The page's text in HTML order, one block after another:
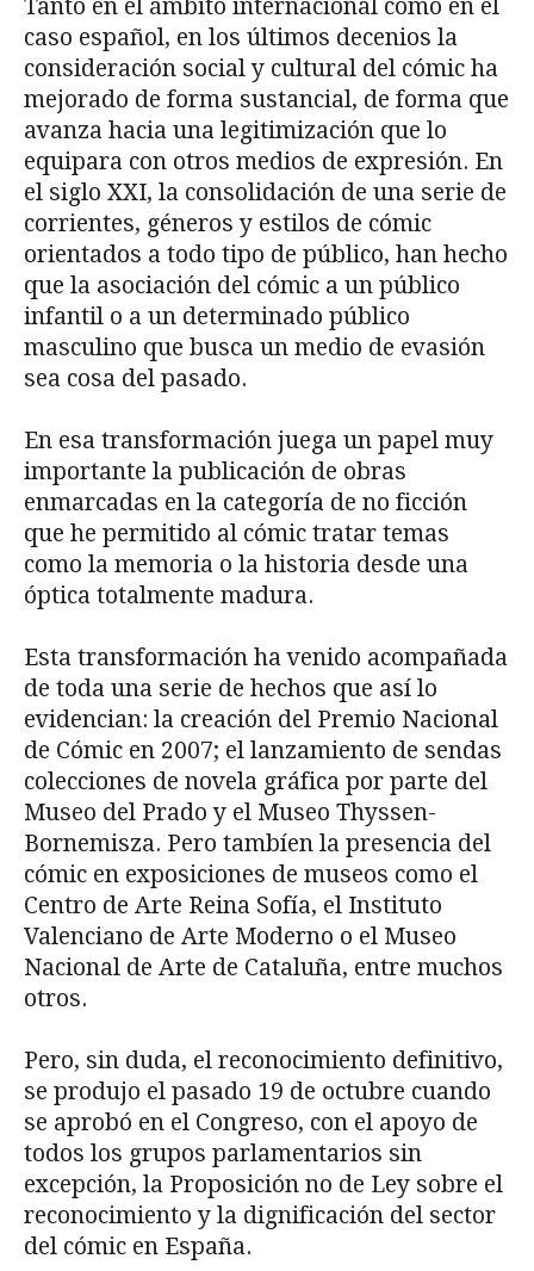
Tanto en el ámbito internacional como en el
caso español, en los últimos decenios la
consideración social y cultural del cómic ha
mejorado de forma sustancial, de forma que
avanza hacia una legitimización que lo
equipara con otros medios de expresión. En
el siglo XXI, la consolidación de una serie de
corrientes, géneros y estilos de cómic
orientados a todo tipo de público, han hecho
que la asociación del cómic a un público
infantil o a un determinado público
masculino que busca un medio de evasión
sea cosa del pasado.
En esa transformación juega un papel muy
importante la publicación de obras
enmarcadas en la categoría de no ficción
que he permitido al cómic tratar temas
como la memoria o la historia desde una
óptica totalmente madura.
Esta transformación ha venido acompañada
de toda una serie de hechos que así lo
evidencian: la creación del Premio Nacional
de Cómic en 2007; el lanzamiento de sendas
colecciones de novela gráfica por parte del
Museo del Prado y el Museo Thyssen-
Bornemisza. Pero tambíen la presencia del
cómic en exposiciones de museos como el
Centro de Arte Reina Sofía, el Instituto
Valenciano de Arte Moderno o el Museo
Nacional de Arte de Cataluña, entre muchos
otros.
Pero, sin duda, el reconocimiento definitivo,
se produjo el pasado 19 de octubre cuando
se aprobó en el Congreso, con el apoyo de
todos los grupos parlamentarios sin
excepción, la Proposición no de Ley sobre el
reconocimiento y la dignificación del sector
del cómic en España.